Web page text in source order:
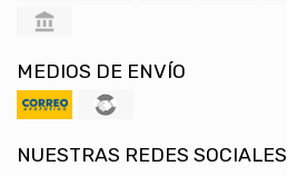
MEDIOS DE ENVÍO
NUESTRAS REDES SOCIALES